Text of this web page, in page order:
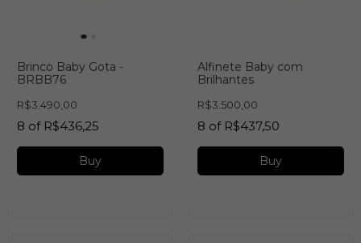
Brinco Baby Gota -
BRBB76
R$3.490,00
8 of R$436,25
Buy
Alfinete Baby com
Brilhantes
R$3.500,00
8 of R$437,50
Buy